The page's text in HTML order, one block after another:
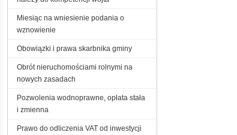
Miesiąc na wniesienie podania o
wznowienie
Obowiązki i prawa skarbnika gminy
Obrót nieruchomościami rolnymi na
nowych zasadach
Pozwolenia wodnoprawne, opłata stała
i zmienna
Prawo do odliczenia VAT od inwestycji